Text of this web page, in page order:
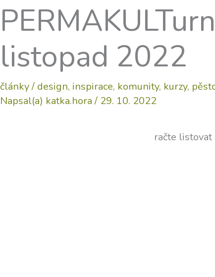
listopad 2022
články/ design, inspirace, komunity, kurzy,
Napsal(a) katka.hora/ 29. 10. 2022
račte